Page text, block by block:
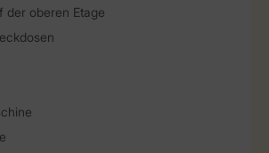
der oberen Etage